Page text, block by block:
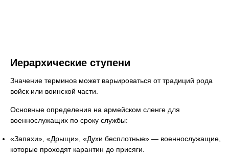
Иерархические ступени
Значение терминов может варьироваться от традиций рода
войск или воинской части.
Основные определения на армейском сленге для
военнослужащих по сроку службы:
«Запахи», «Дрыщи», «Духи бесплотные» — военнослужащие,
которые проходят карантин до присяги.